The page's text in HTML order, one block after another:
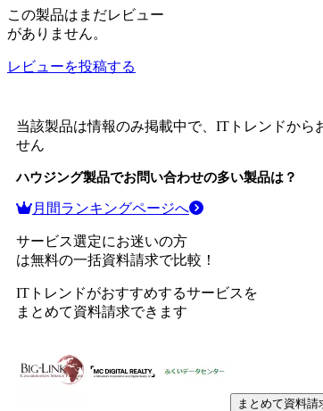
この製品はまだレビュー
がありません。
レビューを投稿する
当該製品は情報のみ掲載中で、ITトレンドから
せん
ハウジング製品でお問い合わせの多い製品は？
月間ランキングページへ
サービス選定にお迷いの方
は無料の一括資料請求で比較！
ITトレンドがおすすめするサービスを
まとめて資料請求できます
まとめて資料請